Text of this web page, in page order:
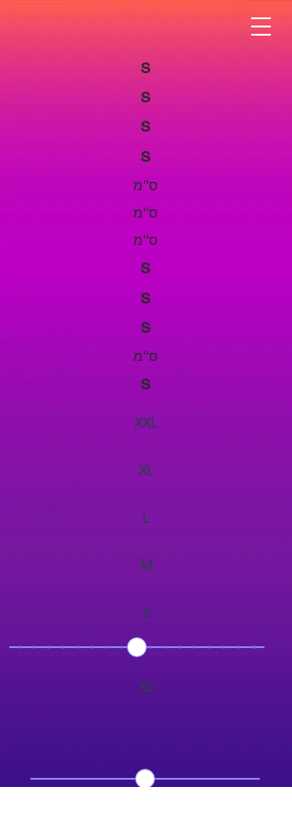
S
S
S
S
ס''מ
ס''מ
ס''מ
S
S
S
ס''מ
S
XXL
XL
L
M
S
XS